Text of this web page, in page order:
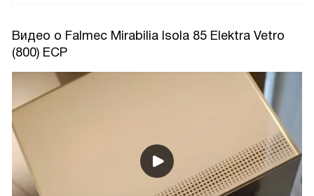
Видео о Falmec Mirabilia Isola 85 Elektra Vetro
(800) ECP